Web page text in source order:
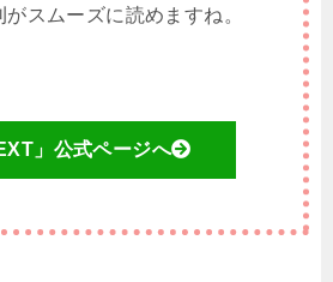
スムーズに読めますね。
」公式ページへ